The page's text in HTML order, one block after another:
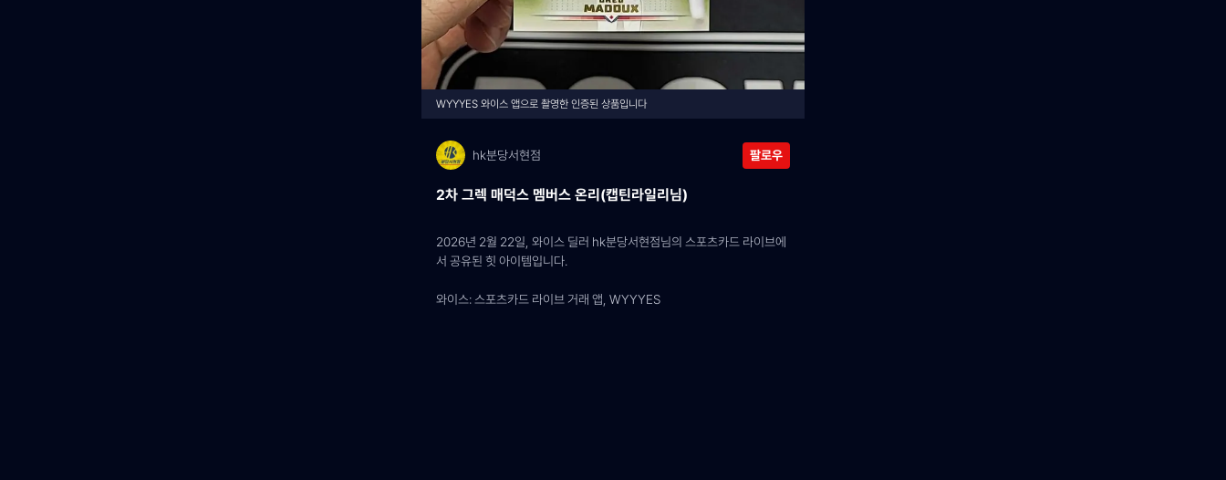
WYYYES 와이스 앱으로 촬영한 인증된 상품입니다
hk분당서현점 팔로우
2차 그렉 매덕스 멤버스 온리(캡틴라일리님)
2026년 2월 22일, 와이스 딜러 hk분당서현점님의 스포츠카드 라이브에
서 공유된 힛 아이템입니다.
와이스: 스포츠카드 라이브 거래 앱, WYYYES